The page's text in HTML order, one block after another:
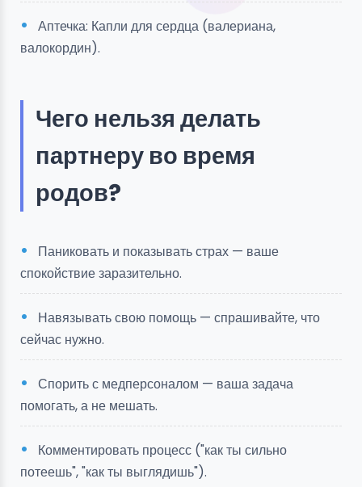
Аптечка: Капли для сердца (валериана,
валокордин).
Чего нельзя делать
партнеру во время
родов?
Паниковать и показывать страх — ваше
спокойствие заразительно.
Навязывать свою помощь — спрашивайте, что
сейчас нужно.
Спорить с медперсоналом — ваша задача
помогать, а не мешать.
Комментировать процесс ("как ты сильно
потеешь", "как ты выглядишь").